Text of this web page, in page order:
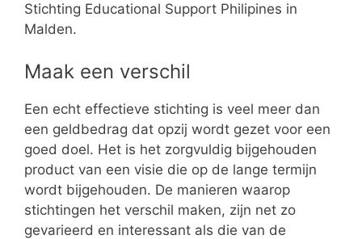
Stichting Educational Support Philipines in
Malden.
Maak een verschil
Een echt effectieve stichting is veel meer dan
een geldbedrag dat opzij wordt gezet voor een
goed doel. Het is het zorgvuldig bijgehouden
product van een visie die op de lange termijn
wordt bijgehouden. De manieren waarop
stichtingen het verschil maken, zijn net zo
gevarieerd en interessant als die van de